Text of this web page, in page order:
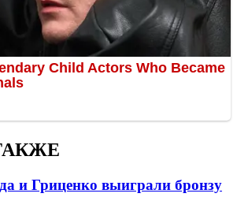
и Гриценко выиграли бронзу